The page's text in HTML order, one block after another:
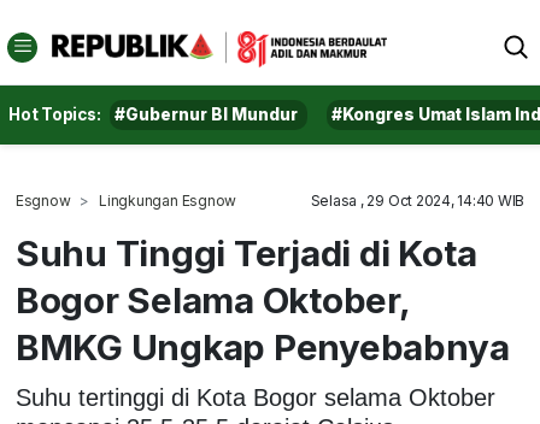
Hot Topics: #Gubernur BI Mundur #Kongres Umat Islam
Esgnow Lingkungan Esgnow Selasa , 29 Oct 2024, 14:40 WIB
Suhu Tinggi Terjadi di Kota
Bogor Selama Oktober,
BMKG Ungkap Penyebabnya
Suhu tertinggi di Kota Bogor selama Oktober